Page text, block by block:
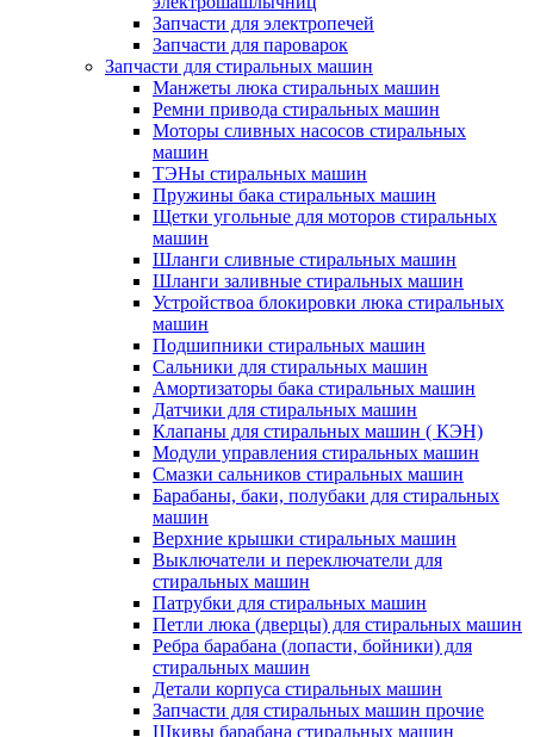
Запчасти для электропечей
Запчасти для пароварок
Запчасти для стиральных машин
Манжеты люка стиральных машин
Ремни привода стиральных машин
Моторы сливных насосов стиральных
машин
ТЭНы стиральных машин
Пружины бака стиральных машин
Щетки угольные для моторов стиральных
машин
Шланги сливные стиральных машин
Шланги заливные стиральных машин
Устройствоа блокировки люка стиральных
машин
Подшипники стиральных машин
Сальники для стиральных машин
Амортизаторы бака стиральных машин
Датчики для стиральных машин
Клапаны для стиральных машин ( КЭН)
Модули управления стиральных машин
Смазки сальников стиральных машин
Барабаны, баки, полубаки для стиральных
машин
Верхние крышки стиральных машин
Выключатели и переключатели для
стиральных машин
Патрубки для стиральных машин
Петли люка (дверцы) для стиральных машин
Ребра барабана (лопасти, бойники) для
стиральных машин
Детали корпуса стиральных машин
Запчасти для стиральных машин прочие
Шкивы барабана стиральных машин